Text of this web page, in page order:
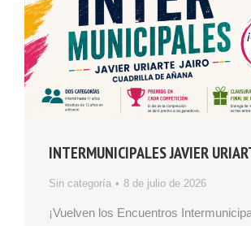
INTERMUNICIPALES JAVIER
Sin categoría 8 de julio de 2026
¡Vuelven los Encuentros